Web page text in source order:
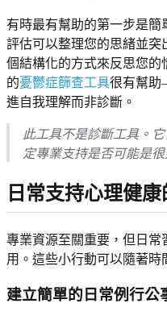
有時最有幫助的第一步是
評估可以整理您的思緒並
個結構化的方式來反思您的
的憂鬱症篩查工具很有幫助
進自我理解而非診斷。
此工具不是診斷工具。
定專業支持是否可能是
日常支持心理健
專業資源至關重要，但日
用。這些小行動可以隨著時
建立簡單的日常例行公